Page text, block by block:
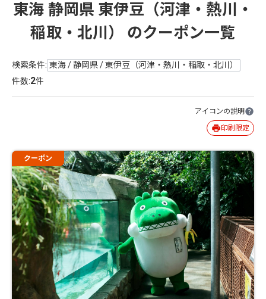
東海 静岡県 東伊豆（河津・熱川・
稲取・北川） のクーポン一覧
検索条件: 東海 / 静岡県 / 東伊豆（河津・熱川・稲取・北川）
件数:2件
アイコンの説明
印刷限定
クーポン